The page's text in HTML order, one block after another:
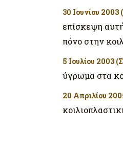
30 Ιουνίου
επίσκεψη
πόνο στην
5 Ιουλίου 2003
ύγρωμα στα
20 Απριλίου